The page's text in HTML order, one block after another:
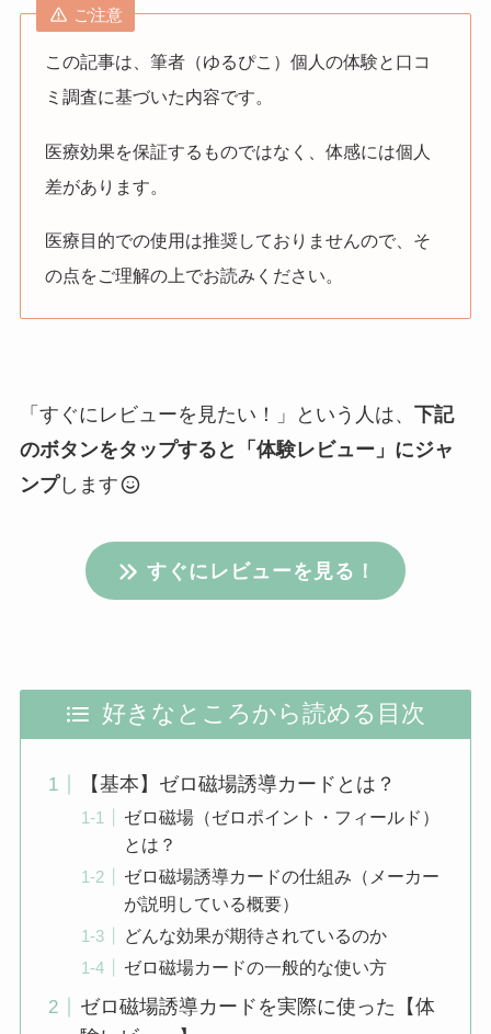
ご注意
この記事は、筆者（ゆるぴこ）個人の体験と口コ
ミ調査に基づいた内容です。
医療効果を保証するものではなく、体感には個人
差があります。
医療目的での使用は推奨しておりませんので、そ
の点をご理解の上でお読みください。
「すぐにレビューを見たい！」という人は、 下記
のボタンをタップすると「体験レビュー」にジャ
ンプします
すぐにレビューを見る！
好きなところから読める目次
【基本】ゼロ磁場誘導カードとは？
ゼロ磁場（ゼロポイント・フィールド）
とは？
ゼロ磁場誘導カードの仕組み（メーカー
が説明している概要）
どんな効果が期待されているのか
ゼロ磁場カードの一般的な使い方
ゼロ磁場誘導カードを実際に使った【体